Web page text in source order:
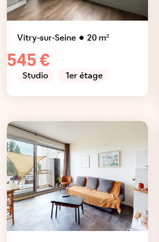
Vitry-sur-Seine 20m²
545 €
Studio 1er étage